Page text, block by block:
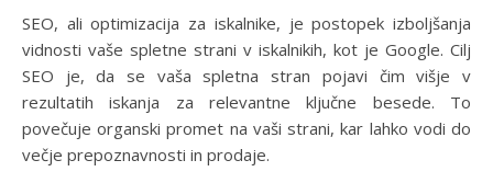
SEO, ali optimizacija za iskalnike, je postopek izboljšanja
vidnosti vaše spletne strani v iskalnikih, kot je Google. Cilj
SEO je, da se vaša spletna stran pojavi čim višje v
rezultatih iskanja za relevantne ključne besede. To
povečuje organski promet na vaši strani, kar lahko vodi do
večje prepoznavnosti in prodaje.